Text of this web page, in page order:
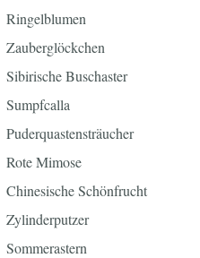
Ringelblumen
Zauberglöckchen
Sibirische Buschaster
Sumpfcalla
Puderquastensträucher
Rote Mimose
Chinesische Schönfrucht
Zylinderputzer
Sommerastern